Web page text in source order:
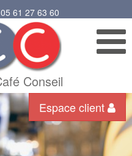
61 27 63 60
Conseil
Espace client